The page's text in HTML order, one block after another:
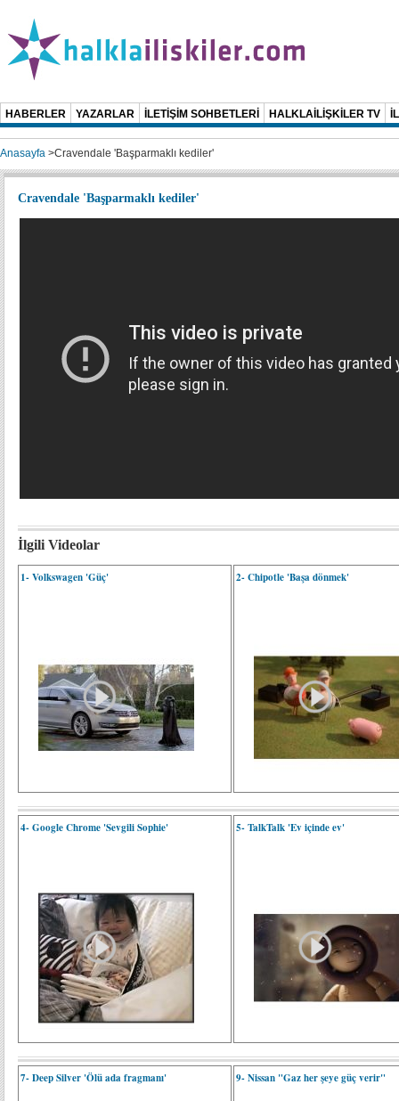
HABERLER YAZARLAR İLETİŞİM SOHBETLERİ HALKLAİLİŞKİLER TV
Anasayfa >Cravendale 'Başparmaklı kediler'
Cravendale 'Başparmaklı kediler'
İlgili Videolar
1- Volkswagen 'Güç' 2- Chipotle 'Başa dönmek'
4- Google Chrome 'Sevgili Sophie' 5- TalkTalk 'Ev içinde ev'
7- Deep Silver 'Ölü ada fragmanı' 9- Nissan "Gaz her şeye güç verir"